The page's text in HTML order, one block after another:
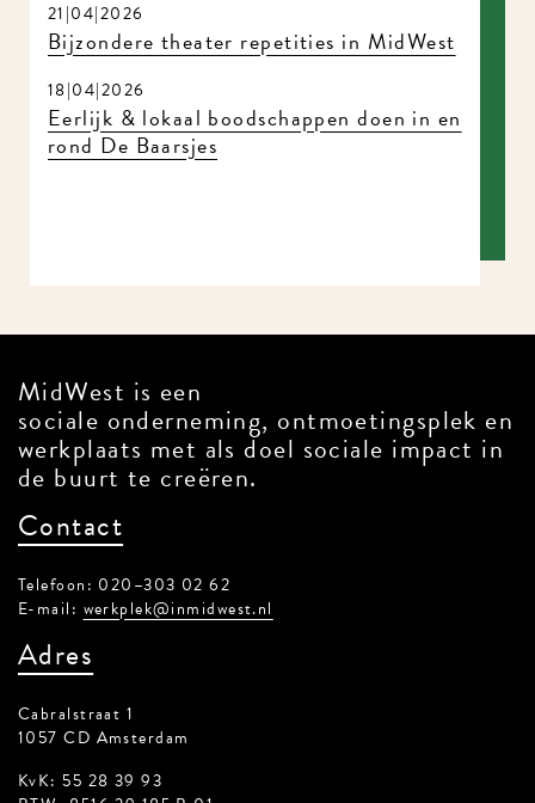
21|04|2026
Bijzondere theater repetities in MidWest
18|04|2026
Eerlijk & lokaal boodschappen doen in en
rond De Baarsjes
MidWest is een
sociale onderneming, ontmoetingsplek en
werkplaats met als doel sociale impact in
de buurt te creëren.
Contact
Telefoon: 020–303 02 62
E-mail: werkplek@inmidwest.nl
Adres
Cabralstraat 1
1057 CD Amsterdam
KvK: 55 28 39 93